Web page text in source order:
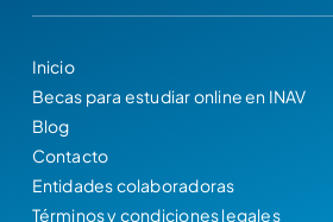
Inicio
Becas para estudiar online en INAV
Blog
Contacto
Entidades colaboradoras
Términos y condiciones legales